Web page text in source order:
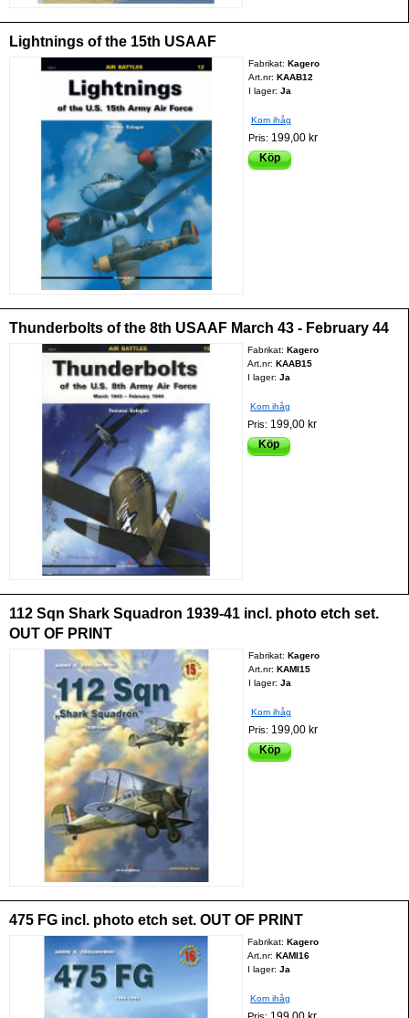
Lightnings of the 15th USAAF
Fabrikat: Kagero
Art.nr: KAAB12
I lager: Ja
Kom ihåg
Pris: 199,00 kr
Köp
Thunderbolts of the 8th USAAF March 43 - February 44
Fabrikat:Kagero
Art.nr:KAAB15
I lager: Ja
Kom ihåg
Pris: 199,00 kr
Köp
112 Sqn Shark Squadron 1939-41 incl. photo etch set.
OUT OF PRINT
Fabrikat: Kagero
Art.nr: KAMI15
I lager: Ja
Kom ihåg
Pris: 199,00 kr
Köp
475 FG incl. photo etch set. OUT OF PRINT
Fabrikat:Kagero
Art.nr:KAMI16
I lager: Ja
Kom ihåg
Pris: